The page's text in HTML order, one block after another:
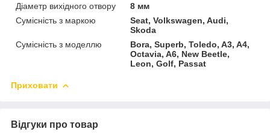
Діаметр вихідного отвору
8 мм
Сумісність з маркою
Seat, Volkswagen, Audi,
Skoda
Сумісність з моделлю
Bora, Superb, Toledo, A3, A4,
Octavia, A6, New Beetle,
Leon, Golf, Passat
Приховати
Відгуки про товар